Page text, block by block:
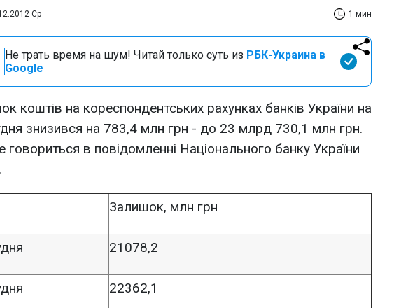
Ср 1 мин
Не трать время на шум! Читай только суть из РБК-Украина в
Google
коштів на кореспондентських рахунках банків України на
знизився на 783,4 млн грн - до 23 млрд 730,1 млн грн.
говориться в повідомленні Національного банку України
Залишок, млн грн
21078,2
22362,1